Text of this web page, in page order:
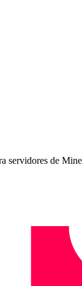
servidores de